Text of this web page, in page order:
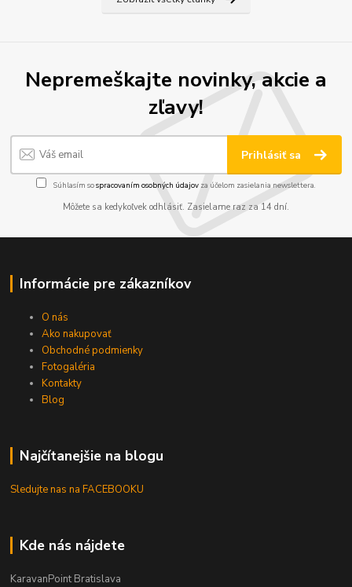
Nepremeškajte novinky, akcie a
zľavy!
Prihlásiť sa
Súhlasím sospracovaním osobných údajov za účelom zasielania newslettera.
Môžete sa kedykoľvek odhlásiť. Zasielame raz za 14 dní.
Informácie pre zákazníkov
O nás
Ako nakupovať
Obchodné podmienky
Fotogaléria
Kontakty
Blog
Najčítanejšie na blogu
Sledujte nas na FACEBOOKU
Kde nás nájdete
KaravanPoint Bratislava